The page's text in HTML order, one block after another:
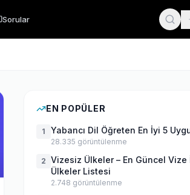
Sorular
EN POPÜLER
1 Yabancı Dil Öğreten En İyi 5
28.335 görüntülenme
2
Vizesiz Ülkeler – En Güncel Vize
Ülkeler Listesi
2.748 görüntülenme